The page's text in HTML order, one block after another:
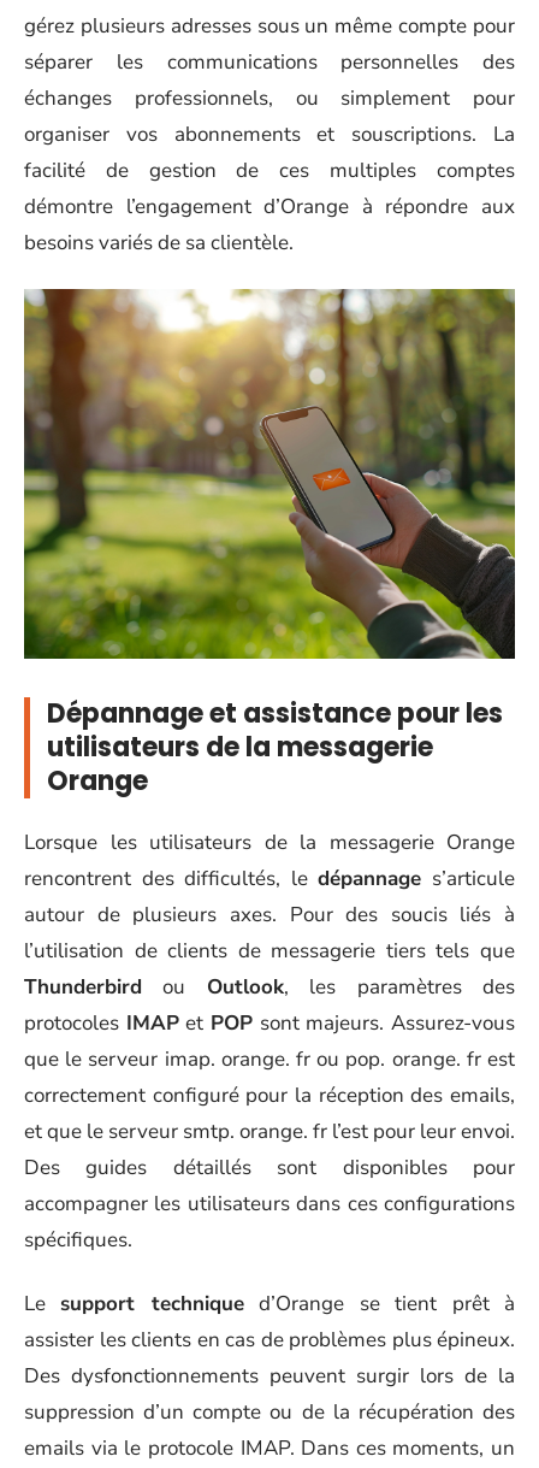
gérez plusieurs adresses sous un même compte pour
séparer les communications personnelles des
échanges professionnels, ou simplement pour
organiser vos abonnements et souscriptions. La
facilité de gestion de ces multiples comptes
démontre l’engagement d’Orange à répondre aux
besoins variés de sa clientèle.
Dépannage et assistance pour les
utilisateurs de la messagerie
Orange
Lorsque les utilisateurs de la messagerie Orange
rencontrent des difficultés, ledépannage s’articule
autour de plusieurs axes. Pour des soucis liés à
l’utilisation de clients de messagerie tiers tels que
Thunderbird ou Outlook, les paramètres des
protocoles IMAPet POP sont majeurs. Assurez-vous
que le serveur imap. orange. fr ou pop. orange. fr est
correctement configuré pour la réception des emails,
et que le serveur smtp. orange. fr l’est pour leur envoi.
Des guides détaillés sont disponibles pour
accompagner les utilisateurs dans ces configurations
spécifiques.
Le support techniqued’Orange se tient prêt à
assister les clients en cas de problèmes plus épineux.
Des dysfonctionnements peuvent surgir lors de la
suppression d’un compte ou de la récupération des
emails via le protocole IMAP. Dans ces moments, un